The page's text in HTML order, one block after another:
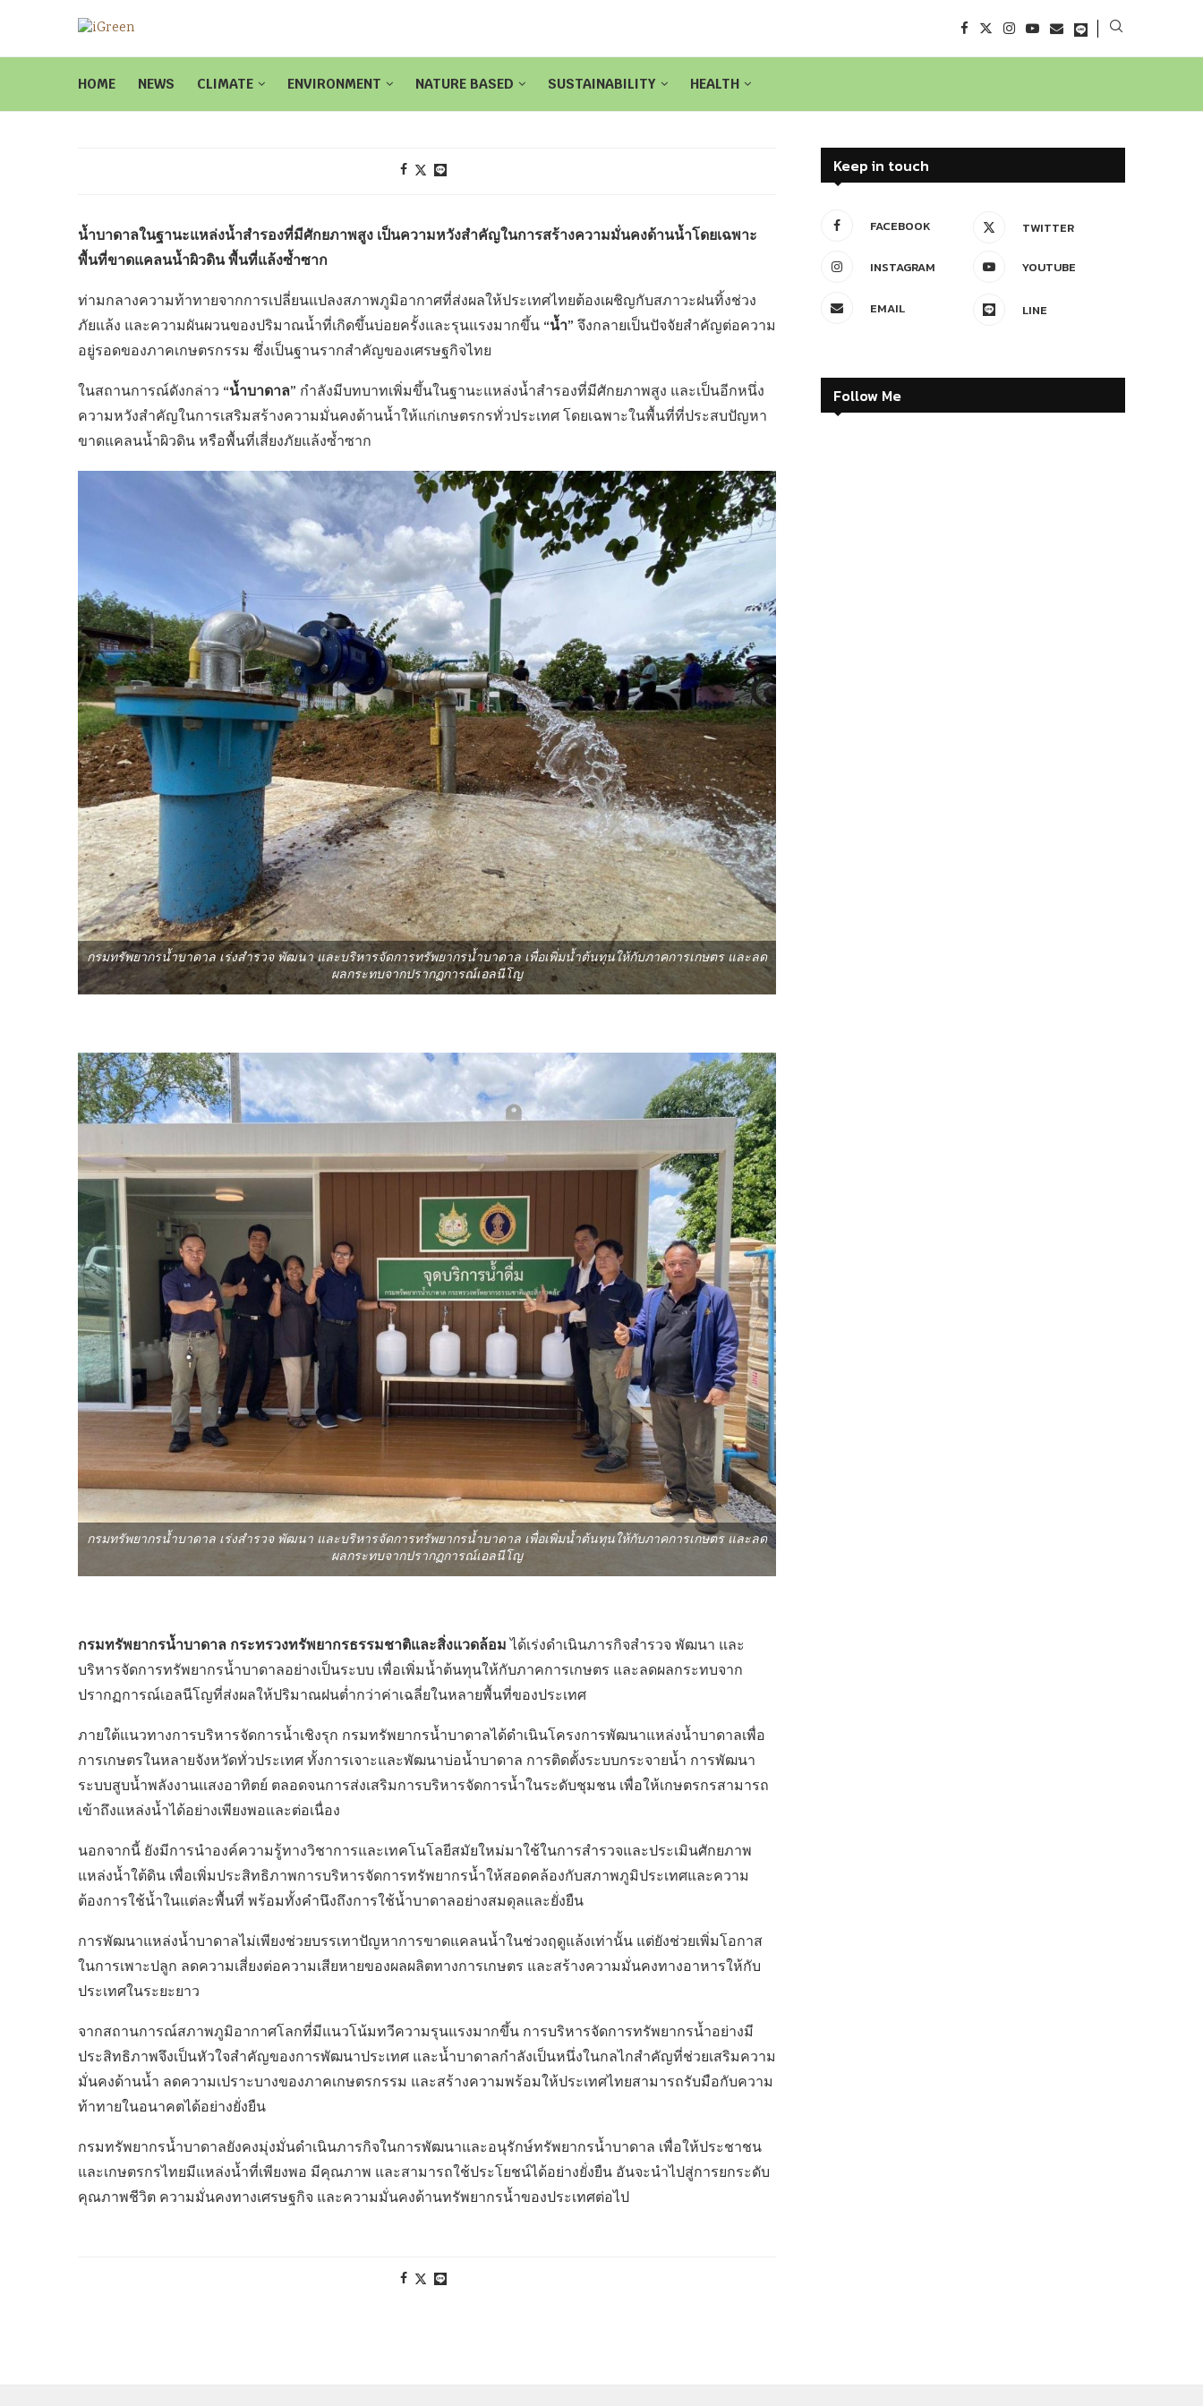
HOME NEWS CLIMATE ENVIRONMENT NATURE BASED SUSTAINABILITY HEALTH
น้ำบาดาลในฐานะแหล่งน้ำสำรองที่มีศักยภาพสูง เป็นความหวังสำคัญในการสร้างความมั่นคงด้านน้ำโดยเฉพาะ
พื้นที่ขาดแคลนน้ำผิวดิน พื้นที่แล้งซ้ำซาก
ท่ามกลางความท้าทายจากการเปลี่ยนแปลงสภาพภูมิอากาศที่ส่งผลให้ประเทศไทยต้องเผชิญกับสภาวะฝนทิ้งช่วง
ภัยแล้ง และความผันผวนของปริมาณน้ำที่เกิดขึ้นบ่อยครั้งและรุนแรงมากขึ้น “น้ำ” จึงกลายเป็นปัจจัยสำคัญต่อความ
อยู่รอดของภาคเกษตรกรรม ซึ่งเป็นฐานรากสำคัญของเศรษฐกิจไทย
ในสถานการณ์ดังกล่าว “น้ำบาดาล” กำลังมีบทบาทเพิ่มขึ้นในฐานะแหล่งน้ำสำรองที่มีศักยภาพสูง และเป็นอีกหนึ่ง
ความหวังสำคัญในการเสริมสร้างความมั่นคงด้านน้ำให้แก่เกษตรกรทั่วประเทศ โดยเฉพาะในพื้นที่ที่ประสบปัญหา
ขาดแคลนน้ำผิวดิน หรือพื้นที่เสี่ยงภัยแล้งซ้ำซาก
กรมทรัพยากรน้ำบาดาล เร่งสำรวจ พัฒนา และบริหารจัดการทรัพยากรน้ำบาดาล เพื่อเพิ่มน้ำต้นทุนให้กับภาคการเกษตร และลด
ผลกระทบจากปรากฏการณ์เอลนีโญ
กรมทรัพยากรน้ำบาดาล เร่งสำรวจ พัฒนา และบริหารจัดการทรัพยากรน้ำบาดาล เพื่อเพิ่มน้ำต้นทุนให้กับภาคการเกษตร และลด
ผลกระทบจากปรากฏการณ์เอลนีโญ
กรมทรัพยากรน้ำบาดาล กระทรวงทรัพยากรธรรมชาติและสิ่งแวดล้อมได้เร่งดำเนินภารกิจสำรวจ พัฒนา และ
บริหารจัดการทรัพยากรน้ำบาดาลอย่างเป็นระบบ เพื่อเพิ่มน้ำต้นทุนให้กับภาคการเกษตร และลดผลกระทบจาก
ปรากฏการณ์เอลนีโญที่ส่งผลให้ปริมาณฝนต่ำกว่าค่าเฉลี่ยในหลายพื้นที่ของประเทศ
ภายใต้แนวทางการบริหารจัดการน้ำเชิงรุก กรมทรัพยากรน้ำบาดาลได้ดำเนินโครงการพัฒนาแหล่งน้ำบาดาลเพื่อ
การเกษตรในหลายจังหวัดทั่วประเทศ ทั้งการเจาะและพัฒนาบ่อน้ำบาดาล การติดตั้งระบบกระจายน้ำ การพัฒนา
ระบบสูบน้ำพลังงานแสงอาทิตย์ ตลอดจนการส่งเสริมการบริหารจัดการน้ำในระดับชุมชน เพื่อให้เกษตรกรสามารถ
เข้าถึงแหล่งน้ำได้อย่างเพียงพอและต่อเนื่อง
นอกจากนี้ ยังมีการนำองค์ความรู้ทางวิชาการและเทคโนโลยีสมัยใหม่มาใช้ในการสำรวจและประเมินศักยภาพ
แหล่งน้ำใต้ดิน เพื่อเพิ่มประสิทธิภาพการบริหารจัดการทรัพยากรน้ำให้สอดคล้องกับสภาพภูมิประเทศและความ
ต้องการใช้น้ำในแต่ละพื้นที่ พร้อมทั้งคำนึงถึงการใช้น้ำบาดาลอย่างสมดุลและยั่งยืน
การพัฒนาแหล่งน้ำบาดาลไม่เพียงช่วยบรรเทาปัญหาการขาดแคลนน้ำในช่วงฤดูแล้งเท่านั้น แต่ยังช่วยเพิ่มโอกาส
ในการเพาะปลูก ลดความเสี่ยงต่อความเสียหายของผลผลิตทางการเกษตร และสร้างความมั่นคงทางอาหารให้กับ
ประเทศในระยะยาว
จากสถานการณ์สภาพภูมิอากาศโลกที่มีแนวโน้มทวีความรุนแรงมากขึ้น การบริหารจัดการทรัพยากรน้ำอย่างมี
ประสิทธิภาพจึงเป็นหัวใจสำคัญของการพัฒนาประเทศ และน้ำบาดาลกำลังเป็นหนึ่งในกลไกสำคัญที่ช่วยเสริมความ
มั่นคงด้านน้ำ ลดความเปราะบางของภาคเกษตรกรรม และสร้างความพร้อมให้ประเทศไทยสามารถรับมือกับความ
ท้าทายในอนาคตได้อย่างยั่งยืน
กรมทรัพยากรน้ำบาดาลยังคงมุ่งมั่นดำเนินภารกิจในการพัฒนาและอนุรักษ์ทรัพยากรน้ำบาดาล เพื่อให้ประชาชน
และเกษตรกรไทยมีแหล่งน้ำที่เพียงพอ มีคุณภาพ และสามารถใช้ประโยชน์ได้อย่างยั่งยืน อันจะนำไปสู่การยกระดับ
คุณภาพชีวิต ความมั่นคงทางเศรษฐกิจ และความมั่นคงด้านทรัพยากรน้ำของประเทศต่อไป
Keep in touch
FACEBOOK TWITTER
INSTAGRAM YOUTUBE
EMAIL LINE
Follow Me